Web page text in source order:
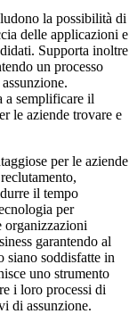
la possibilità di
delle applicazioni e
Supporta inoltre
un processo
a semplificare il
le aziende trovare e
per le aziende
il tempo
per
organizzazioni
garantendo al
siano soddisfatte in
uno strumento
i loro processi di
di assunzione.